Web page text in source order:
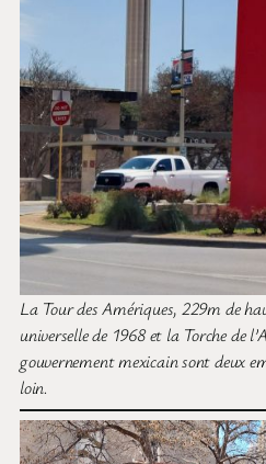
La Tour des Amériques, 229m de
universelle de 1968 et la Torche de
gouvernement mexicain sont deux
loin.